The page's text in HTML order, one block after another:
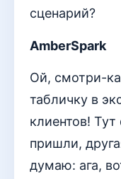
сценарий?
AmberSpark
Ой, смотри-
табличку в
клиентов!
пришли,
думаю: ага,